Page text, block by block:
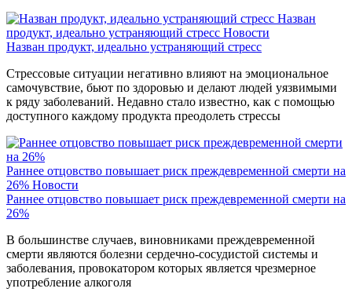
Назван
продукт, идеально устраняющий стресс Новости
Назван продукт, идеально устраняющий стресс
Стрессовые ситуации негативно влияют на эмоциональное
самочувствие, бьют по здоровью и делают людей уязвимыми
к ряду заболеваний. Недавно стало известно, как с помощью
доступного каждому продукта преодолеть стрессы
Раннее отцовство повышает риск преждевременной смерти на
26% Новости
Раннее отцовство повышает риск преждевременной смерти на
26%
В большинстве случаев, виновниками преждевременной
смерти являются болезни сердечно-сосудистой системы и
заболевания, провокатором которых является чрезмерное
употребление алкоголя